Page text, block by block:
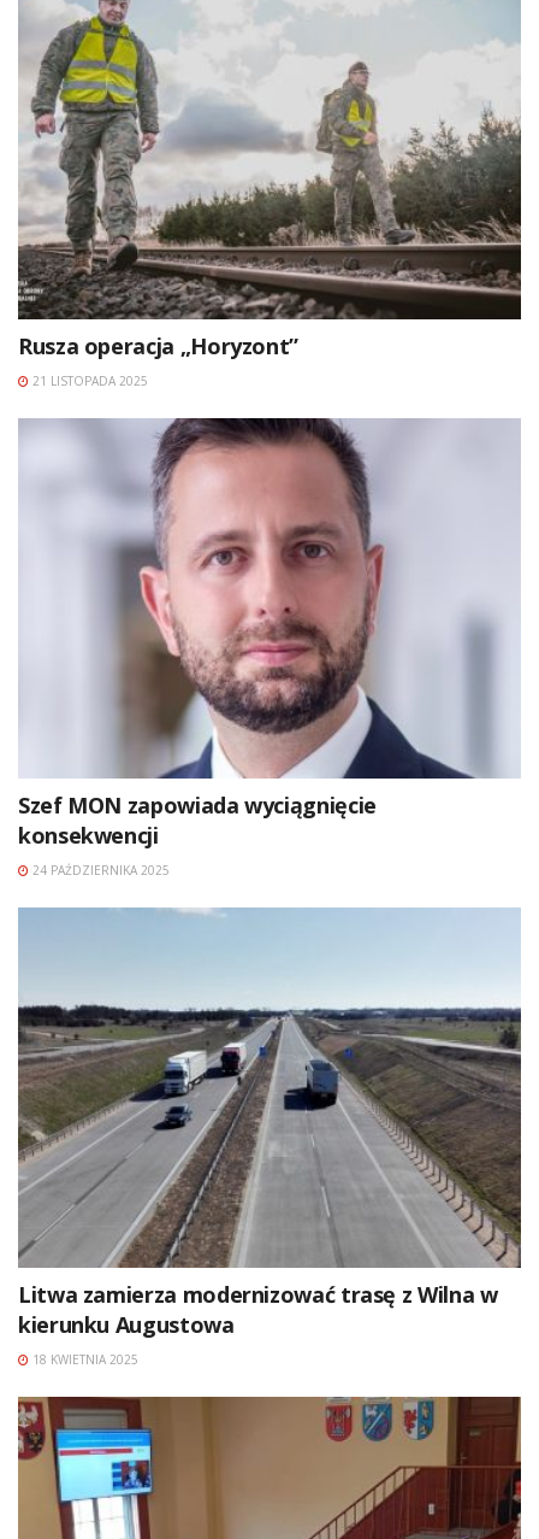
Rusza operacja „Horyzont”
21 LISTOPADA 2025
Szef MON zapowiada wyciągnięcie
konsekwencji
24 PAŹDZIERNIKA 2025
Litwa zamierza modernizować trasę z Wilna w
kierunku Augustowa
18 KWIETNIA 2025